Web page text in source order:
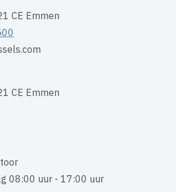
CE Emmen
CE Emmen
08:00 uur - 17:00 uur